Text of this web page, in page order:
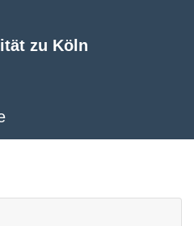
zu Köln